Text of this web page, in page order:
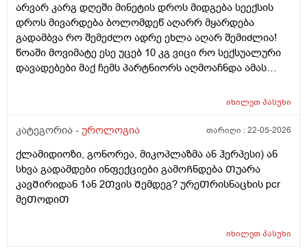
არვარ კარგ დღეში მინეტის დროს მიდგება სეექსის
დროს მივარდება ბოლომდეწ აღარრ მყარდება
გადამბვა რო შემეძლო ადრე ეხლა აღარ შემიძლია!
წოაში მოვიმატე ესე უცებ 10 კგ ვიცი რო სექსუალური
დავადებები მაქ ჩემს პარტნიორს აღმოაჩნდა ამას
დამიჯდეება ანალიევი ექიმთან ვიზიდი რო ვიცოდე ამ
იხილეთპასუხი
კატეგორია - უროლოგია თარიღი :22-05-2026
ქლამიდიოზი, გონორეა, მიკოპლაზმა ან ჰერპესი) ან
სხვა გადამდები ინფექციები გამოᲩნდება Თუარა
კავᲨირიდან 1ან 2Თვის Შემდეგ? ურეᲗრისნაცხის pcr
მეᲗოდიᲗ
იხილეთპასუხი